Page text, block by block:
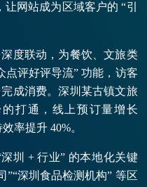
网站成为区域客户的 “引
度联动，为餐饮、文旅类
点评好评导流” 功能，访客
成消费。深圳某古镇文旅
打通，线上预订量增长
率提升 40%。
圳 + 行业” 的本地化关键
”“深圳食品检测机构” 等区